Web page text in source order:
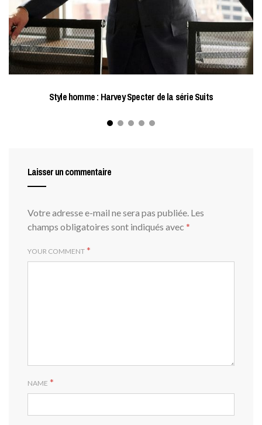
Style homme : Harvey Specter de la série Suits
Laisser un commentaire
Votre adresse e-mail ne sera pas publiée. Les
champs obligatoires sont indiqués avec *
YOUR COMMENT *
NAME *